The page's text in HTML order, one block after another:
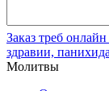
Заказ треб онлайн
здравии, панихида
Молитвы